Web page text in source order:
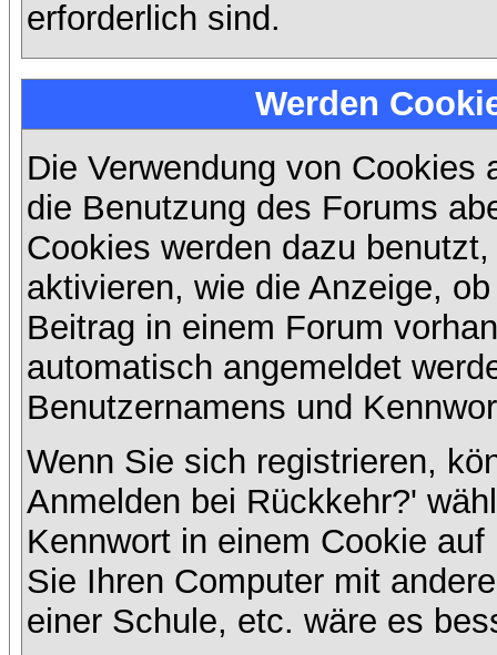
erforderlich sind.
Werden
Die Verwendung von
die Benutzung des Forums
Cookies werden dazu
aktivieren, wie die Anzeige,
Beitrag in einem Forum
automatisch angemeldet
Benutzernamens und
Wenn Sie sich registrieren,
Anmelden bei Rückkehr?'
Kennwort in einem Cookie
Sie Ihren Computer mit
einer Schule, etc. wäre es